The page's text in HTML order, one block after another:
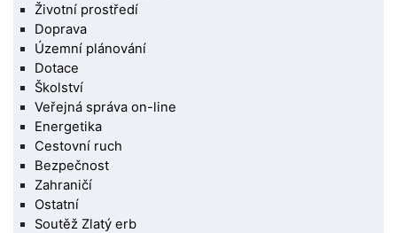
Životní prostředí
Doprava
Územní plánování
Dotace
Školství
Veřejná správa on-line
Energetika
Cestovní ruch
Bezpečnost
Zahraničí
Ostatní
Soutěž Zlatý erb